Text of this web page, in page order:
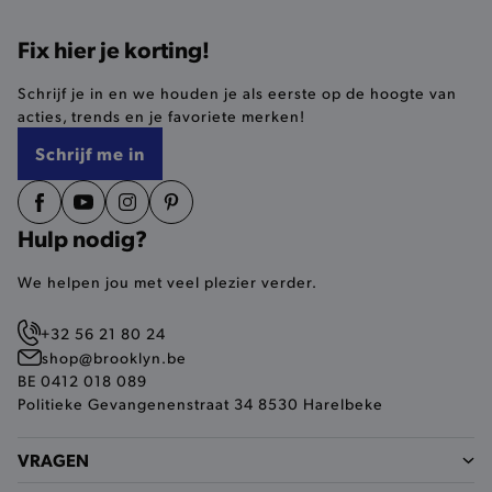
Fix hier je korting!
Schrijf je in en we houden je als eerste op de hoogte van
acties, trends en je favoriete merken!
Schrijf me in
Hulp nodig?
We helpen jou met veel plezier verder.
+32 56 21 80 24
shop@brooklyn.be
BE 0412 018 089
Politieke Gevangenenstraat 34 8530 Harelbeke
VRAGEN
De strikt noodzakelijke cookies verbeteren jouw
smulervaring op de site en zorgen ervoor dat de
site op een correcte manier wordt verorberd. De
analytische en functionele cookies vullen hun
niet jouw identiteit.
Naam
product-added-modal
pickupStoreVal